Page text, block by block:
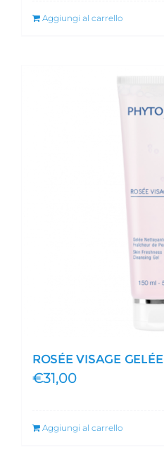
Aggiungi al carrello
ROSÉE VISAGE GELÉE
€31,00
Aggiungi al carrello